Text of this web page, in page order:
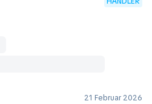
21 Februar 2026